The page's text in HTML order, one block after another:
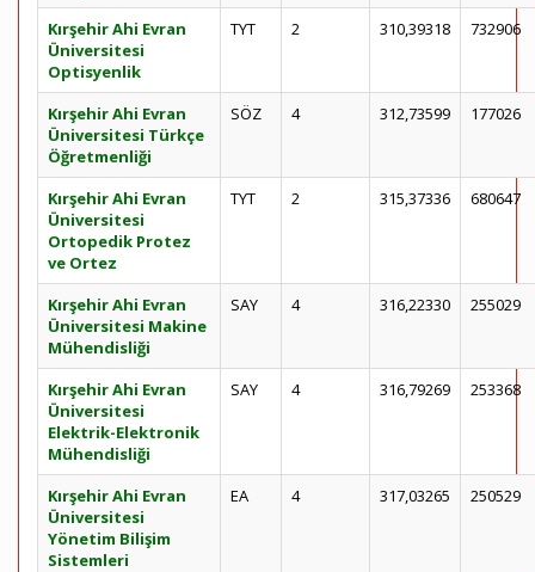
Kırşehir Ahi Evran
Üniversitesi
Optisyenlik
TYT 2 310,39318 732906
Kırşehir Ahi Evran
Üniversitesi Türkçe
Öğretmenliği
SÖZ 4 312,73599 177026
Kırşehir Ahi Evran
Üniversitesi
Ortopedik Protez
ve Ortez
TYT 2 315,37336 680647
Kırşehir Ahi Evran
Üniversitesi Makine
Mühendisliği
SAY 4 316,22330 255029
Kırşehir Ahi Evran
Üniversitesi
Elektrik-Elektronik
Mühendisliği
SAY 4 316,79269 253368
Kırşehir Ahi Evran
Üniversitesi
Yönetim Bilişim
Sistemleri
EA 4 317,03265 250529